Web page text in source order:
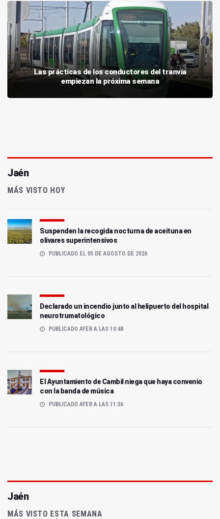
Las prácticas de los conductores del tranvía
empiezan la próxima semana
Jaén
MÁS VISTO HOY
Suspenden la recogida nocturna de aceituna en
olivares superintensivos
PUBLICADO EL 05 DE AGOSTO DE 2026
Declarado un incendio junto al helipuerto del hospital
neurotrumatológico
PUBLICADO AYER A LAS 10:48
El Ayuntamiento de Cambil niega que haya convenio
con la banda de música
PUBLICADO AYER A LAS 11:36
Jaén
MÁS VISTO ESTA SEMANA